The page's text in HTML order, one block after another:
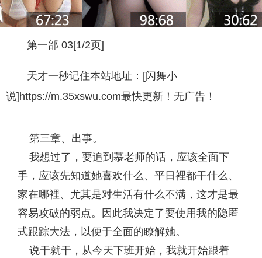
第一部 03[1/2页]
天才一秒记住本站地址：[闪舞小
说]https://m.35xswu.com最快更新！无广告！
第三章、出事。
我想过了，要追到慕老师的话，应该全面下
手，应该先知道她喜欢什么、平日裡都干什么、
家在哪裡、尤其是对生活有什么不满，这才是最
容易攻破的弱点。因此我决定了要使用我的隐匿
式跟踪大法，以便于全面的瞭解她。
说干就干，从今天下班开始，我就开始跟着